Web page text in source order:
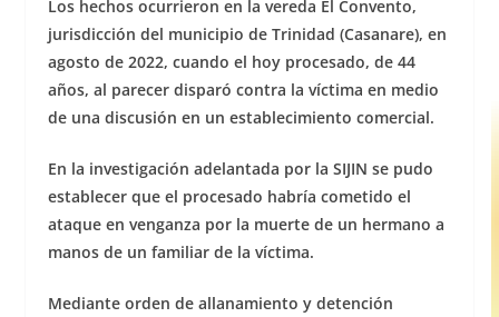
Los hechos ocurrieron en la vereda El Convento,
jurisdicción del municipio de Trinidad (Casanare), en
agosto de 2022, cuando el hoy procesado, de 44
años, al parecer disparó contra la víctima en medio
de una discusión en un establecimiento comercial.
En la investigación adelantada por la SIJIN se pudo
establecer que el procesado habría cometido el
ataque en venganza por la muerte de un hermano a
manos de un familiar de la víctima.
Mediante orden de allanamiento y detención